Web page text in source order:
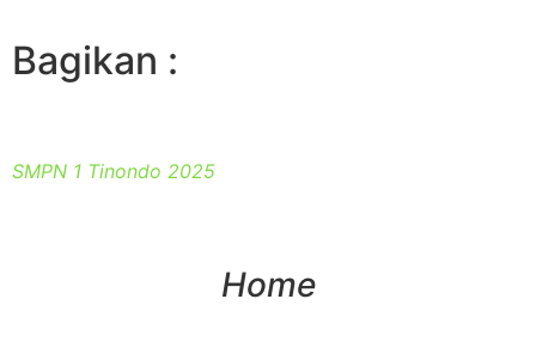
Bagikan :
SMPN 1 Tinondo 2025
Home